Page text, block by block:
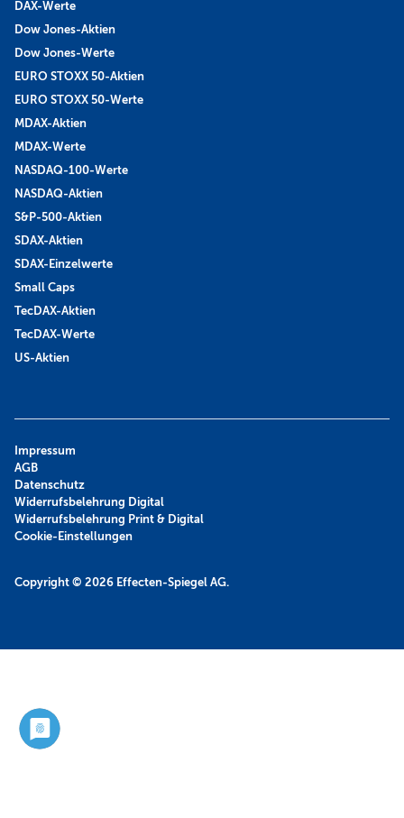
DAX-Werte
Dow Jones-Aktien
Dow Jones-Werte
EURO STOXX 50-Aktien
EURO STOXX 50-Werte
MDAX-Aktien
MDAX-Werte
NASDAQ-100-Werte
NASDAQ-Aktien
S&P-500-Aktien
SDAX-Aktien
SDAX-Einzelwerte
Small Caps
TecDAX-Aktien
TecDAX-Werte
US-Aktien
Copyright © 2026 Effecten-Spiegel AG.
Impressum
AGB
Datenschutz
Widerrufsbelehrung Digital
Widerrufsbelehrung Print & Digital
Cookie-Einstellungen